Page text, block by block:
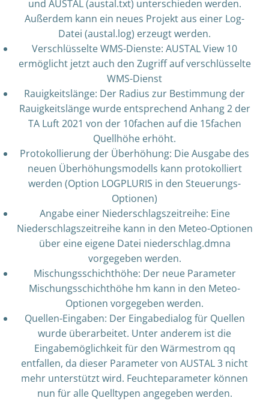
und AUSTAL (austal.txt) unterschieden werden.
Außerdem kann ein neues Projekt aus einer Log-
Datei (austal.log) erzeugt werden.
Verschlüsselte WMS-Dienste: AUSTAL View 10
ermöglicht jetzt auch den Zugriff auf verschlüsselte
WMS-Dienst
Rauigkeitslänge: Der Radius zur Bestimmung der
Rauigkeitslänge wurde entsprechend Anhang 2 der
TA Luft 2021 von der 10fachen auf die 15fachen
Quellhöhe erhöht.
Protokollierung der Überhöhung: Die Ausgabe des
neuen Überhöhungsmodells kann protokolliert
werden (Option LOGPLURIS in den Steuerungs-
Optionen)
Angabe einer Niederschlagszeitreihe: Eine
Niederschlagszeitreihe kann in den Meteo-Optionen
über eine eigene Datei niederschlag.dmna
vorgegeben werden.
Mischungsschichthöhe: Der neue Parameter
Mischungsschichthöhe hm kann in den Meteo-
Optionen vorgegeben werden.
Quellen-Eingaben: Der Eingabedialog für Quellen
wurde überarbeitet. Unter anderem ist die
Eingabemöglichkeit für den Wärmestrom qq
entfallen, da dieser Parameter von AUSTAL 3 nicht
mehr unterstützt wird. Feuchteparameter können
nun für alle Quelltypen angegeben werden.